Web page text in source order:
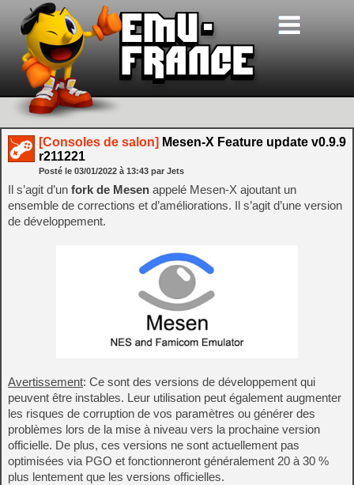
[Consoles de salon] Mesen-X Feature update v0.9.9
r211221
Posté le 03/01/2022 à 13:43 par Jets
Il s’agit d’un fork de Mesen appelé Mesen-X ajoutant un
ensemble de corrections et d’améliorations. Il s’agit d’une version
de développement.
Avertissement: Ce sont des versions de développement qui
peuvent être instables. Leur utilisation peut également augmenter
les risques de corruption de vos paramètres ou générer des
problèmes lors de la mise à niveau vers la prochaine version
officielle. De plus, ces versions ne sont actuellement pas
optimisées via PGO et fonctionneront généralement 20 à 30 %
plus lentement que les versions officielles.